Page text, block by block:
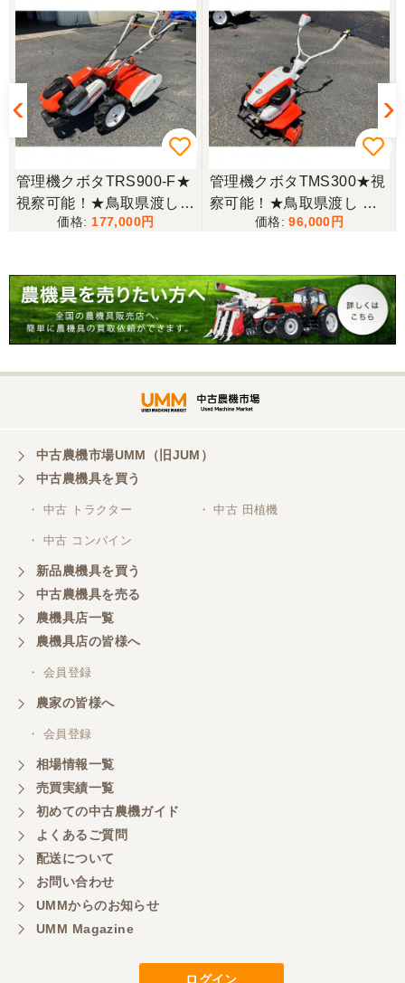
管理機クボタTRS900-F★
視察可能！★鳥取県渡し
クボタ 管理機 TRS900-F
現状渡し【P11485814】
177,000
管理機クボタTMS300★視
察可能！★鳥取県渡し ク
ボタ 管理機 TMS300 ガソ
渡し【P11485817】
96,000
中古農機市場UMM（旧JUM）
中古農機具を買う
・ 中古 トラクター ・ 中古 田植機
・ 中古 コンバイン
新品農機具を買う
中古農機具を売る
農機具店一覧
農機具店の皆様へ
・ 会員登録
農家の皆様へ
・ 会員登録
相場情報一覧
売買実績一覧
初めての中古農機ガイド
よくあるご質問
配送について
お問い合わせ
UMMからのお知らせ
UMM Magazine
ログイン